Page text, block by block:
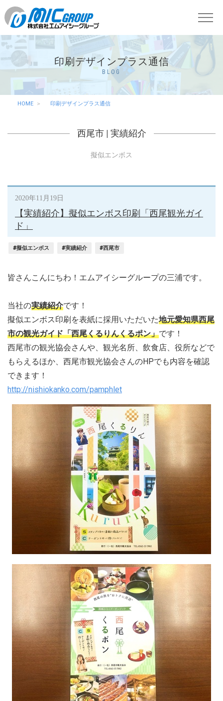
印刷デザインプラス通信
BLOG
HOME 印刷デザインプラス通信
西尾市| 実績紹介
擬似エンボス
2020年11月19日
【実績紹介】擬似エンボス印刷「西尾観光ガイ
ド」
#擬似エンボス #実績紹介 #西尾市
皆さんこんにちわ！エムアイシーグループの三浦です。
当社の実績紹介です！
擬似エンボス印刷を表紙に採用いただいた地元愛知県西尾
市の観光ガイド「西尾くるりんくるポン」です！
西尾市の観光協会さんや、観光名所、飲食店、役所などで
もらえるほか、西尾市観光協会さんのHPでも内容を確認
できます！
http://nishiokanko.com/pamphlet